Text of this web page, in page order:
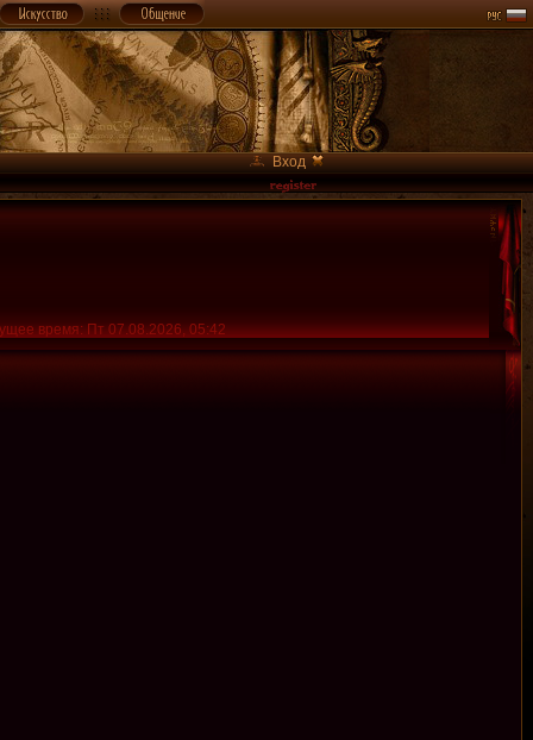
Вход
время: Пт 07.08.2026, 05:42